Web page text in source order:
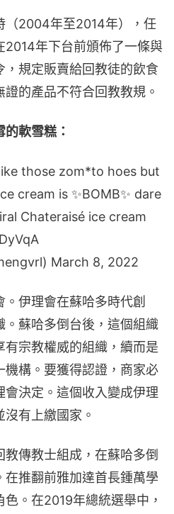
（2004年至2014年），任
2014年下台前頒佈了一條與
，規定販賣給回教徒的飲食
的產品不符合回教教規。
軟雪糕：
those zom*to hoes but
cream is ✨BOMB✨ dare
Chateraisé ice cream
March 8, 2022
伊理會在蘇哈多時代創
。蘇哈多倒台後，這個組織
宗教權威的組織，續而是
構。要獲得認證，商家必
決定。這個收入變成伊理
有上繳國家。
傳教士組成，在蘇哈多倒
在推翻前雅加達首長鍾萬學
。在2019年總統選舉中，